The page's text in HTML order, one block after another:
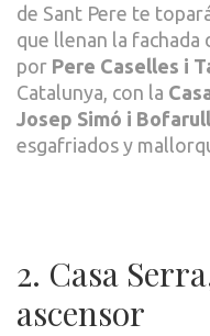
de Sant Pere te
que llenan la fachada
por Pere Caselles i
Catalunya, con la
Josep Simó i Bofarull
esgafriados y
2. Casa
ascensor